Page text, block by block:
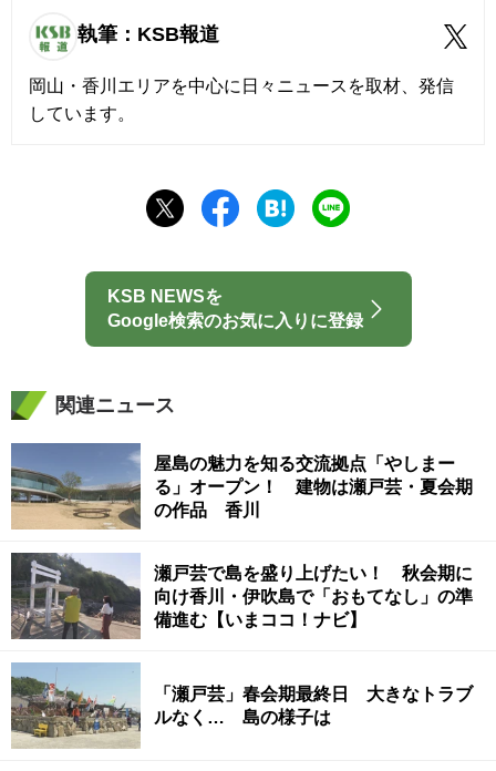
執筆：KSB報道
岡山・香川エリアを中心に日々ニュースを取材、発信
しています。
KSB NEWSを
Google検索のお気に入りに登録
関連ニュース
屋島の魅力を知る交流拠点「やしまー
る」オープン！ 建物は瀬戸芸・夏会期
の作品 香川
瀬戸芸で島を盛り上げたい！ 秋会期に
向け香川・伊吹島で「おもてなし」の準
備進む【いまココ！ナビ】
「瀬戸芸」春会期最終日 大きなトラブ
ルなく… 島の様子は